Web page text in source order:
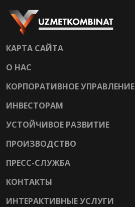
КАРТА САЙТА
О НАС
КОРПОРАТИВНОЕ УПРАВЛЕНИЕ
ИНВЕСТОРАМ
УСТОЙЧИВОЕ РАЗВИТИЕ
ПРОИЗВОДСТВО
ПРЕСС-СЛУЖБА
КОНТАКТЫ
ИНТЕРАКТИВНЫЕ УСЛУГИ